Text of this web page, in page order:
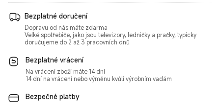
Bezplatné doručení
Dopravu od nás máte zdarma
Velké spotřebiče, jako jsou televizory, ledničky a pračky, typicky
doručujeme do 2 až 3 pracovních dnů
Bezplatné vrácení
Na vrácení zboží máte 14 dní
14 dní na vrácení nebo výměnu kvůli výrobním vadám
Bezpečné platby